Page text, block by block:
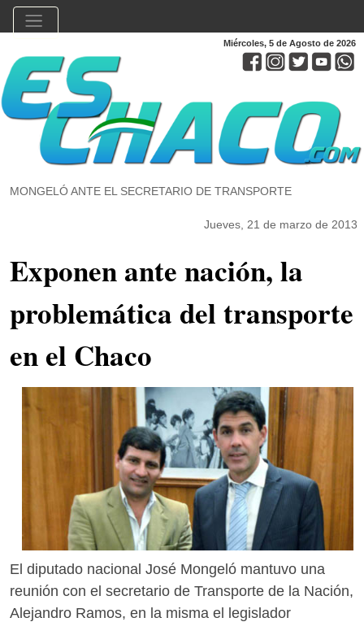
Miércoles, 5 de Agosto de 2026
MONGELÓ ANTE EL SECRETARIO DE TRANSPORTE
Jueves, 21 de marzo de 2013
Exponen ante nación, la
problemática del transporte
en el Chaco
El diputado nacional José Mongeló mantuvo una
reunión con el secretario de Transporte de la Nación,
Alejandro Ramos, en la misma el legislador